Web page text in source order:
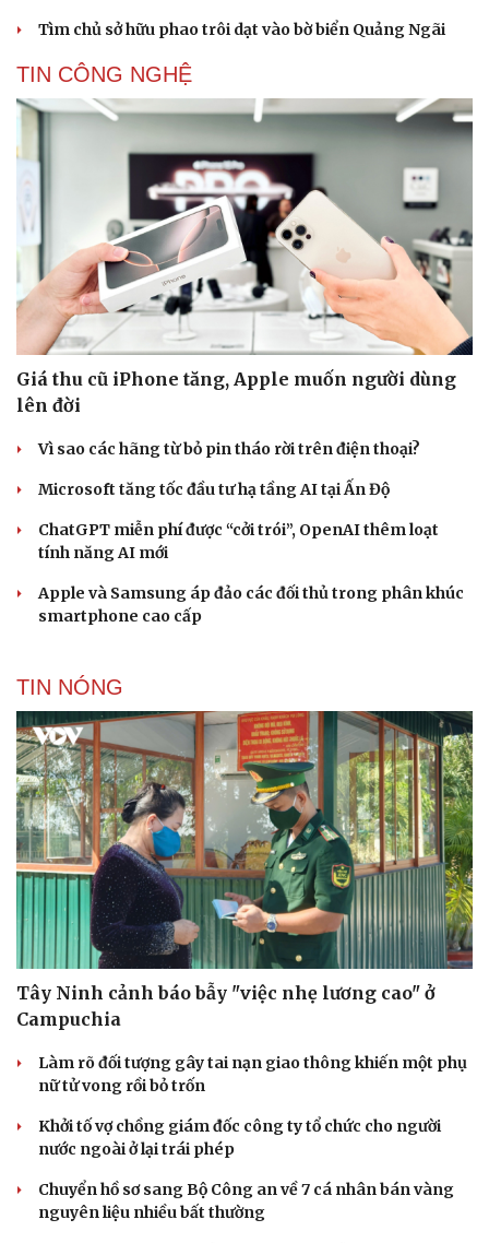
Cải chính
Tìm chủ sở hữu phao trôi dạt vào bờ biển Quảng Ngãi
TIN CÔNG NGHỆ
Giá thu cũ iPhone tăng, Apple muốn người dùng
lên đời
Vì sao các hãng từ bỏ pin tháo rời trên điện thoại?
Microsoft tăng tốc đầu tư hạ tầng AI tại Ấn Độ
ChatGPT miễn phí được “cởi trói”, OpenAI thêm loạt
tính năng AI mới
Apple và Samsung áp đảo các đối thủ trong phân khúc
smartphone cao cấp
TIN NÓNG
Tây Ninh cảnh báo bẫy "việc nhẹ lương cao" ở
Campuchia
Làm rõ đối tượng gây tai nạn giao thông khiến một phụ
nữ tử vong rồi bỏ trốn
Khởi tố vợ chồng giám đốc công ty tổ chức cho người
nước ngoài ở lại trái phép
Chuyển hồ sơ sang Bộ Công an về 7 cá nhân bán vàng
nguyên liệu nhiều bất thường